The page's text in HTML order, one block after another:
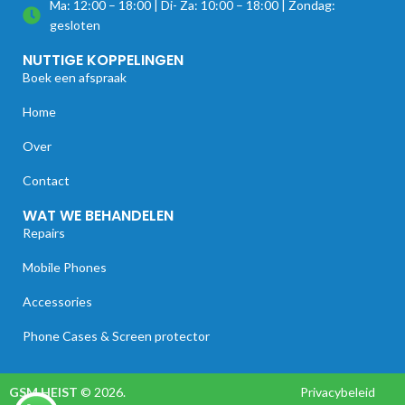
Ma: 12:00 – 18:00 | Di- Za: 10:00 – 18:00 | Zondag:
gesloten
NUTTIGE KOPPELINGEN
Boek een afspraak
Home
Over
Contact
WAT WE BEHANDELEN
Repairs
Mobile Phones
Accessories
Phone Cases & Screen protector
GSM HEIST © 2026.
Privacybeleid